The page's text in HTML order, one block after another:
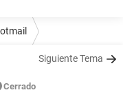
Siguiente Tema
Cerrado